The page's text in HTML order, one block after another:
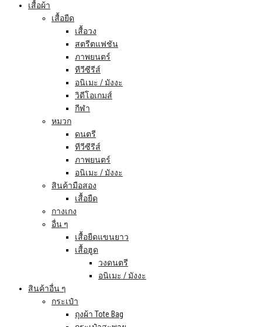
เสื้อผ้า
เสื้อยืด
เสื้อวง
สตรีตแฟชัน
ภาพยนตร์
ทีวีซีรีส์
อนิเมะ / มังงะ
วิดีโอเกมส์
กีฬา
หมวก
ดนตรี
ทีวีซีรีส์
ภาพยนตร์
อนิเมะ / มังงะ
สินค้ามือสอง
เสื้อยืด
กางเกง
อื่น ๆ
เสื้อยืดแขนยาว
เสื้อฮูด
วงดนตรี
อนิเมะ / มังงะ
สินค้าอื่น ๆ
กระเป๋า
ถุงผ้า Tote Bag